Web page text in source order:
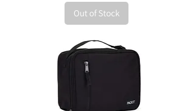
Out of Stock